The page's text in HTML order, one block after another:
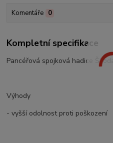
Komentáře 0
Kompletní specifikace
Pancéřová spojková hadice Škoda
Výhody
- vyšší odolnost proti poškození